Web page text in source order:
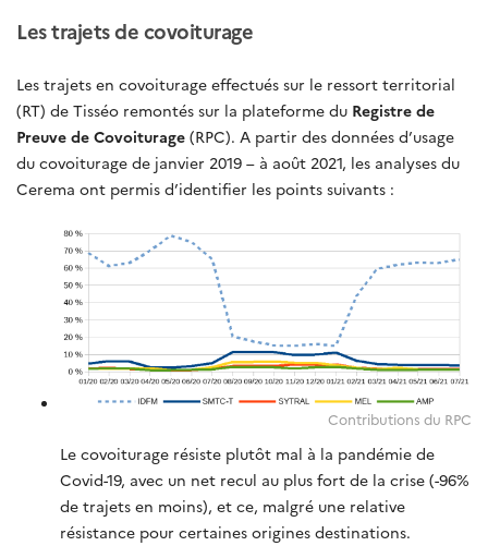
Les trajets de covoiturage
Les trajets en covoiturage effectués sur le ressort territorial
(RT) de Tisséo remontés sur la plateforme du Registre de
Preuve de Covoiturage (RPC). A partir des données d’usage
du covoiturage de janvier 2019 – à août 2021, les analyses du
Cerema ont permis d’identifier les points suivants :
Contributions du RPC
Le covoiturage résiste plutôt mal à la pandémie de
Covid-19, avec un net recul au plus fort de la crise (-96%
de trajets en moins), et ce, malgré une relative
résistance pour certaines origines destinations.